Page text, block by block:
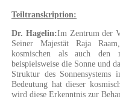
Teiltranskription:
Dr. Hagelin:Im Zentrum der
Seiner Majestät Raja
kosmischen als auch den
beispielsweise die Sonne und
Struktur des Sonnensystems
Bedeutung hat dieser
wird diese Erkenntnis zur